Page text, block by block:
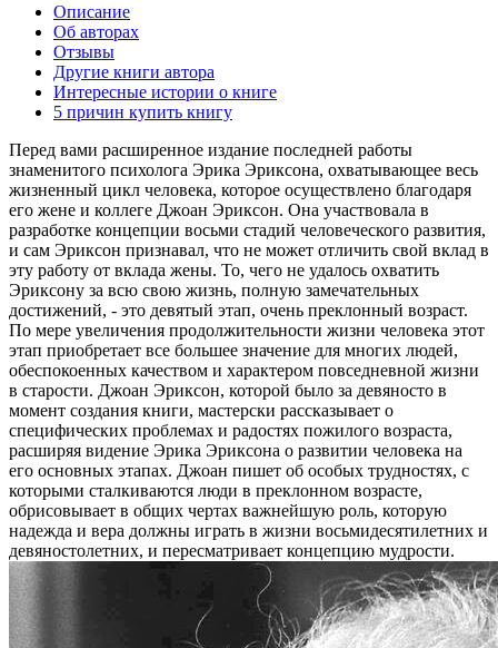
Описание
Об авторах
Отзывы
Другие книги автора
Интересные истории о книге
5 причин купить книгу
Перед вами расширенное издание последней работы
знаменитого психолога Эрика Эриксона, охватывающее весь
жизненный цикл человека, которое осуществлено благодаря
его жене и коллеге Джоан Эриксон. Она участвовала в
разработке концепции восьми стадий человеческого развития,
и сам Эриксон признавал, что не может отличить свой вклад в
эту работу от вклада жены. То, чего не удалось охватить
Эриксону за всю свою жизнь, полную замечательных
достижений, - это девятый этап, очень преклонный возраст.
По мере увеличения продолжительности жизни человека этот
этап приобретает все большее значение для многих людей,
обеспокоенных качеством и характером повседневной жизни
в старости. Джоан Эриксон, которой было за девяносто в
момент создания книги, мастерски рассказывает о
специфических проблемах и радостях пожилого возраста,
расширяя видение Эрика Эриксона о развитии человека на
его основных этапах. Джоан пишет об особых трудностях, с
которыми сталкиваются люди в преклонном возрасте,
обрисовывает в общих чертах важнейшую роль, которую
надежда и вера должны играть в жизни восьмидесятилетних и
девяностолетних, и пересматривает концепцию мудрости.